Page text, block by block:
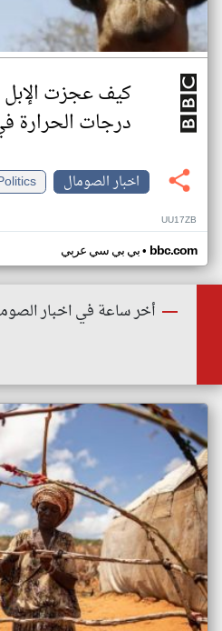
كيف عجزت الإبل
درجات الحرارة
اخبار الصومال
UU17ZB
بي بي سي عربي• bbc.com
أخر ساعة في اخبار